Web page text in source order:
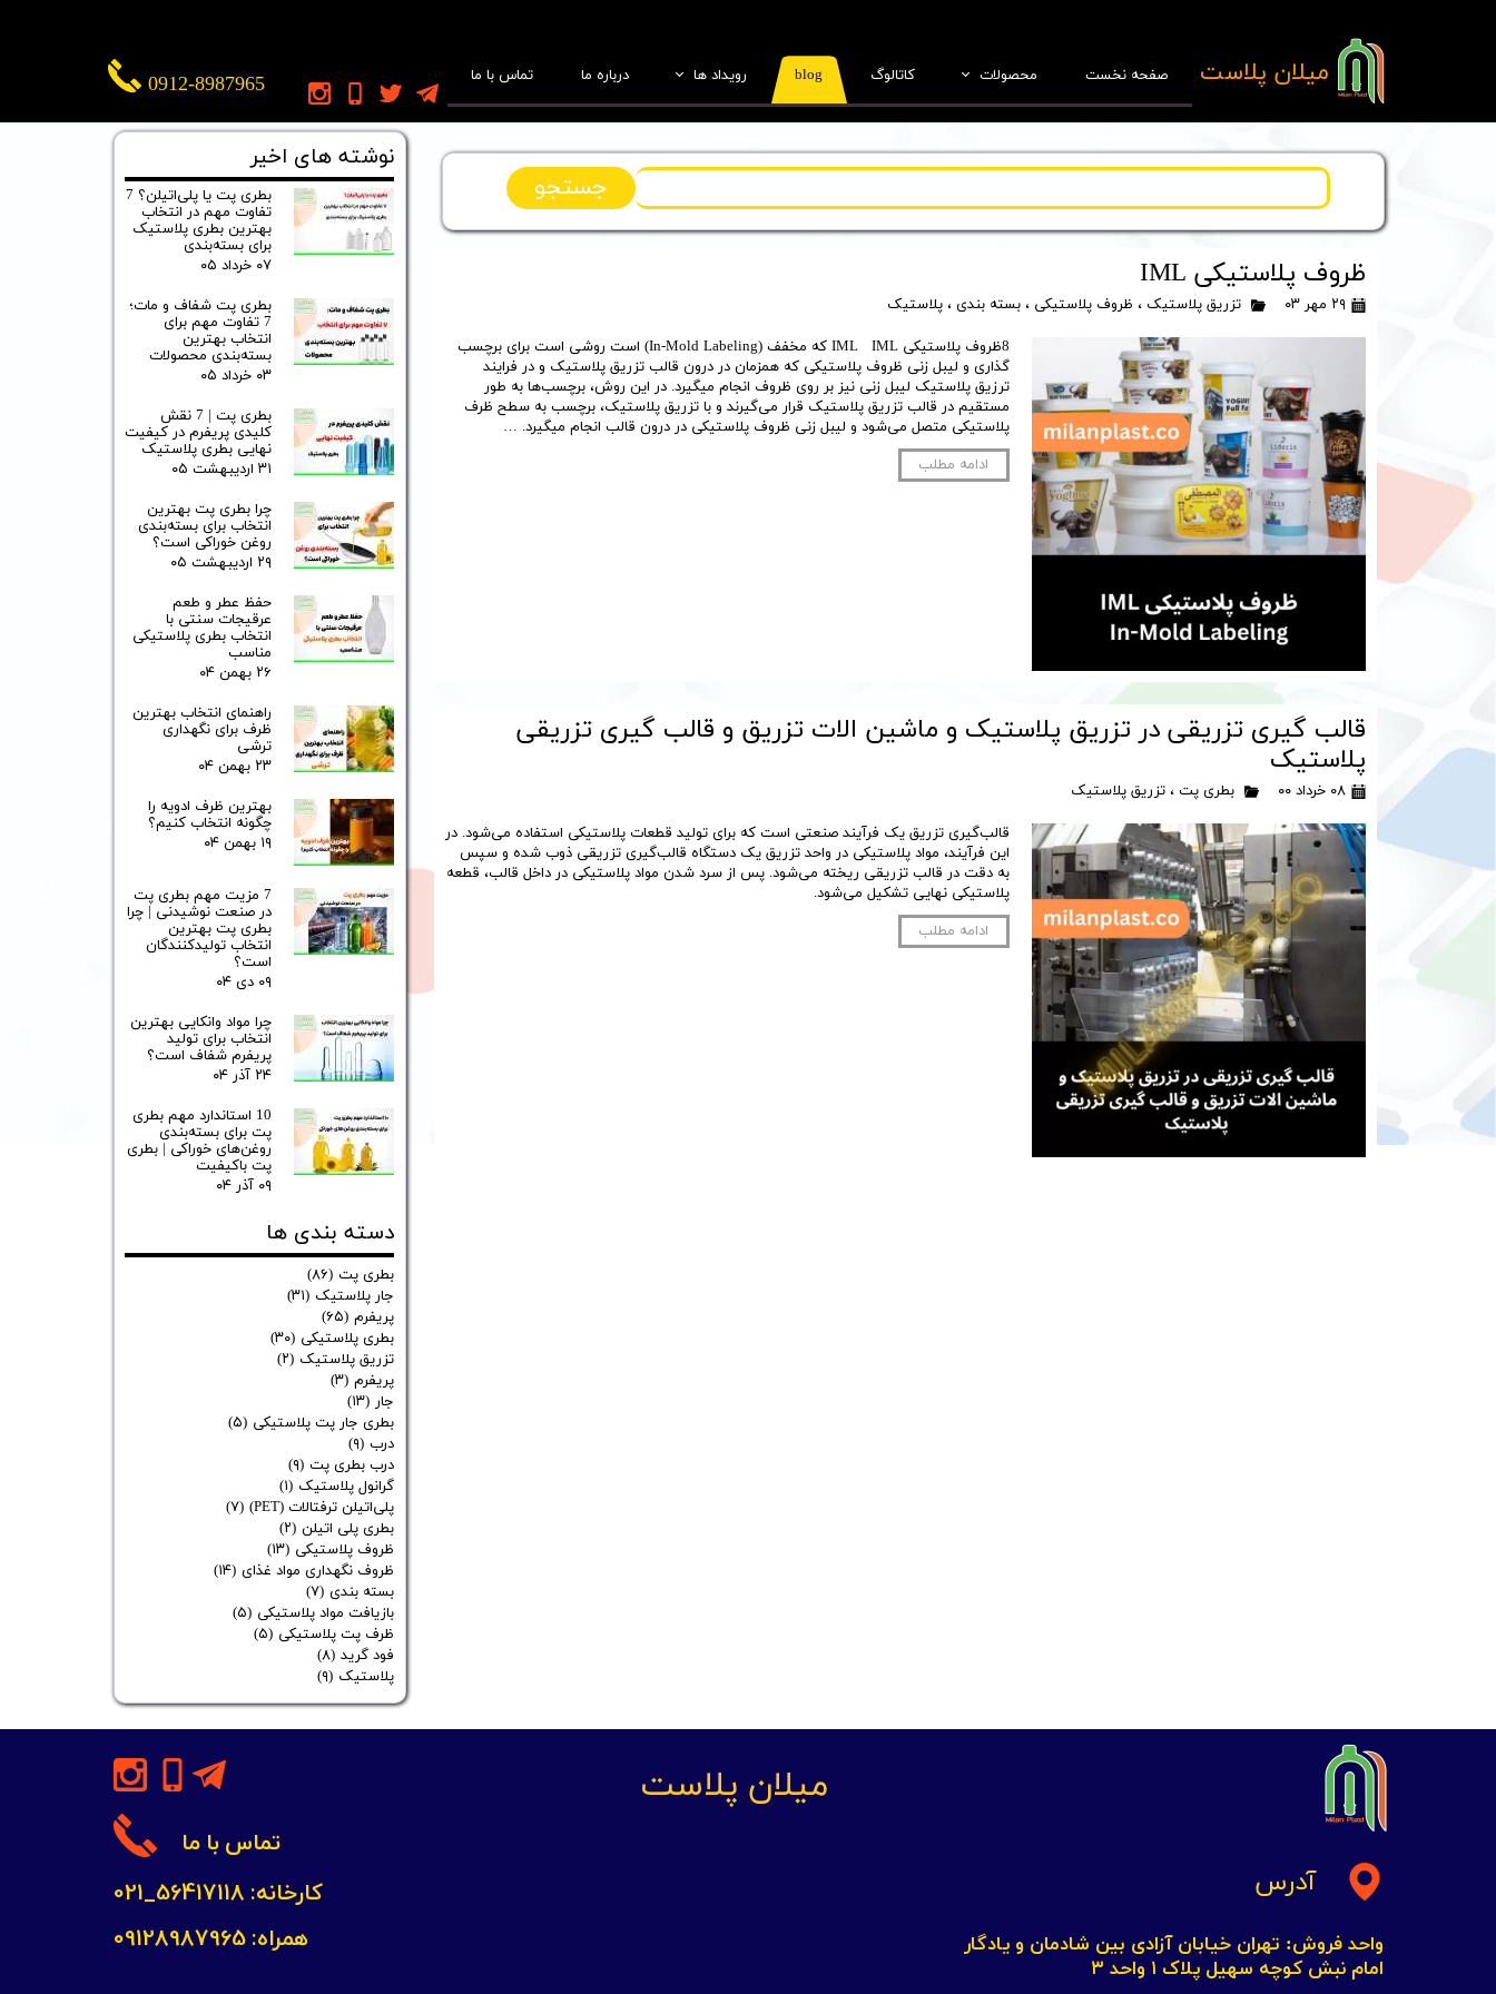
​میلان پلاست 0912-8987965 صفحه نخست محصولات
قالب سازی
کاتالوگ blog رویداد ها درباره ما تماس با ما
ظروف پلاستیکی IML
۲۹ مهر ۰۳ تزریق پلاستیک ، ظروف پلاستیکی ،بسته بندی ،پلاستیک
8ظروف پلاستیکی IML IML که مخفف (In-Mold Labeling) است روشی است برای برچسب
گذاری و لیبل زنی ظروف پلاستیکی که همزمان در درون قالب تزریق پلاستیک و در فرایند
ترزیق پلاستیک لیبل زنی نیز بر روی ظروف انجام میگیرد. در این روش، برچسب‌ها به طور
مستقیم در قالب تزریق پلاستیک قرار می‌گیرند و با تزریق پلاستیک، برچسب به سطح ظرف
پلاستیکی متصل می‌شود و لیبل زنی ظروف پلاستیکی در درون قالب انجام میگیرد. …
ادامه مطلب
قالب گیری تزریقی در تزریق پلاستیک و ماشین الات تزریق و قالب گیری تزریقی
پلاستیک
۰۸ خرداد ۰۰ بطری پت ،تزریق پلاستیک
قالب‌گیری تزریق یک فرآیند صنعتی است که برای تولید قطعات پلاستیکی استفاده می‌شود. در
این فرآیند، مواد پلاستیکی در واحد تزریق یک دستگاه قالب‌گیری تزریقی ذوب شده و سپس
به دقت در قالب تزریقی ریخته می‌شود. پس از سرد شدن مواد پلاستیکی در داخل قالب، قطعه
پلاستیکی نهایی تشکیل می‌شود.
ادامه مطلب
نوشته های اخیر
بطری پت یا پلی‌اتیلن؟ 7
تفاوت مهم در انتخاب
بهترین بطری پلاستیک
برای بسته‌بندی
۰۷ خرداد ۰۵
بطری پت شفاف و مات؛
7 تفاوت مهم برای
انتخاب بهترین
بسته‌بندی محصولات
۰۳ خرداد ۰۵
بطری پت | 7 نقش
کلیدی پریفرم در کیفیت
نهایی بطری پلاستیک
۳۱ اردیبهشت ۰۵
چرا بطری پت بهترین
انتخاب برای بسته‌بندی
روغن خوراکی است؟
۲۹ اردیبهشت ۰۵
حفظ عطر و طعم
عرقیجات سنتی با
انتخاب بطری پلاستیکی
مناسب
۲۶ بهمن ۰۴
راهنمای انتخاب بهترین
ظرف برای نگهداری
ترشی
۲۳ بهمن ۰۴
بهترین ظرف ادویه را
چگونه انتخاب کنیم؟
۱۹ بهمن ۰۴
7 مزیت مهم بطری پت
در صنعت نوشیدنی | چرا
بطری پت بهترین
انتخاب تولیدکنندگان
است؟
۰۹ دی ۰۴
چرا مواد وانکایی بهترین
انتخاب برای تولید
پریفرم شفاف است؟
۲۴ آذر ۰۴
10 استاندارد مهم بطری
پت برای بسته‌بندی
روغن‌های خوراکی | بطری
پت باکیفیت
۰۹ آذر ۰۴
دسته بندی ها
بطری پت (۸۶)
جار پلاستیک (۳۱)
پریفرم (۶۵)
بطری پلاستیکی (۳۰)
تزریق پلاستیک (۲)
پریفرم (۳)
جار (۱۳)
بطری جار پت پلاستیکی (۵)
درب (۹)
درب بطری پت (۹)
گرانول پلاستیک (۱)
پلی‌اتیلن ترفتالات (PET)
(۷)
بطری پلی اتیلن (۲)
ظروف پلاستیکی (۱۳)
ظروف نگهداری مواد غذای (۱۴)
بسته بندی (۷)
بازیافت مواد پلاستیکی (۵)
ظرف پت پلاستیکی (۵)
فود گرید (۸)
پلاستیک (۹)
جستجو
تماس با ما
میلان پلاست
کارخانه: 56417118_021
همراه: 09128987965
آدرس
واحد فروش: تهران خیابان آزادی بین شادمان و یادگار
امام نبش کوچه سهیل پلاک ۱ واحد ۳​​​​​​​